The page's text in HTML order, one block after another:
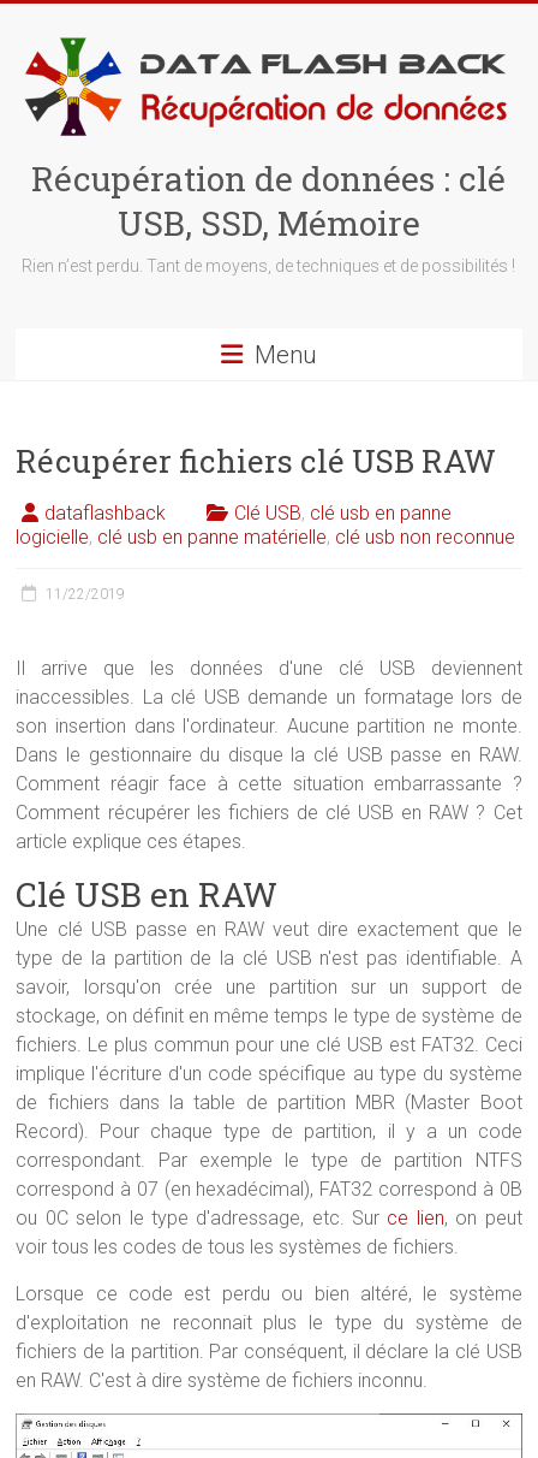
content
Récupération de données : clé
USB, SSD, Mémoire
Rien n’est perdu. Tant de moyens, de techniques et de possibilités !
Menu
Récupérer fichiers clé USB RAW
dataflashback Clé USB, clé usb en panne
logicielle, clé usb en panne matérielle, clé usb non reconnue
11/22/2019
Il arrive que les données d'une clé USB deviennent
inaccessibles. La clé USB demande un formatage lors de
son insertion dans l'ordinateur. Aucune partition ne monte.
Dans le gestionnaire du disque la clé USB passe en RAW.
Comment réagir face à cette situation embarrassante ?
Comment récupérer les fichiers de clé USB en RAW ? Cet
article explique ces étapes.
Clé USB en RAW
Une clé USB passe en RAW veut dire exactement que le
type de la partition de la clé USB n'est pas identifiable. A
savoir, lorsqu'on crée une partition sur un support de
stockage, on définit en même temps le type de système de
fichiers. Le plus commun pour une clé USB est FAT32. Ceci
implique l'écriture d'un code spécifique au type du système
de fichiers dans la table de partition MBR (Master Boot
Record). Pour chaque type de partition, il y a un code
correspondant. Par exemple le type de partition NTFS
correspond à 07 (en hexadécimal), FAT32 correspond à 0B
ou 0C selon le type d'adressage, etc. Sur ce lien, on peut
voir tous les codes de tous les systèmes de fichiers.
Lorsque ce code est perdu ou bien altéré, le système
d'exploitation ne reconnait plus le type du système de
fichiers de la partition. Par conséquent, il déclare la clé USB
en RAW. C'est à dire système de fichiers inconnu.